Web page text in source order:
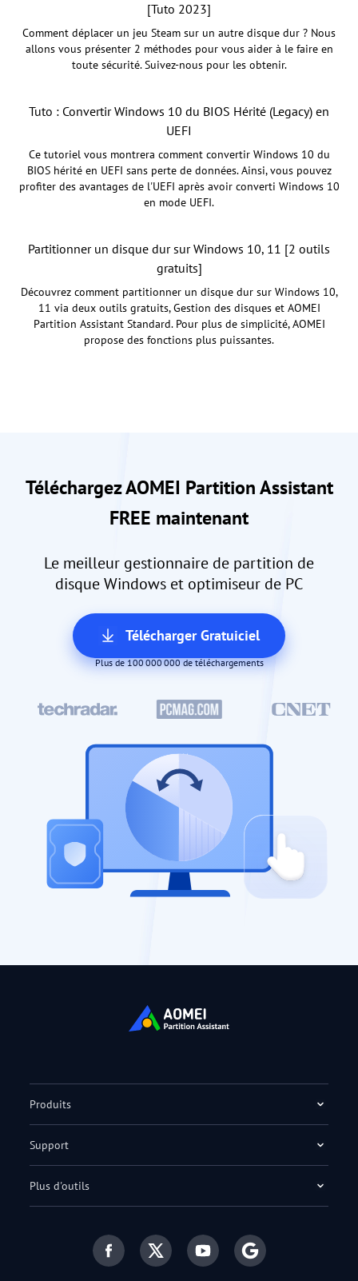
[Tuto 2023]
Comment déplacer un jeu Steam sur un autre disque dur ? Nous
allons vous présenter 2 méthodes pour vous aider à le faire en
toute sécurité. Suivez-nous pour les obtenir.
Tuto : Convertir Windows 10 du BIOS Hérité (Legacy) en
UEFI
Ce tutoriel vous montrera comment convertir Windows 10 du
BIOS hérité en UEFI sans perte de données. Ainsi, vous pouvez
profiter des avantages de l'UEFI après avoir converti Windows 10
en mode UEFI.
Partitionner un disque dur sur Windows 10, 11 [2 outils
gratuits]
Découvrez comment partitionner un disque dur sur Windows 10,
11 via deux outils gratuits, Gestion des disques et AOMEI
Partition Assistant Standard. Pour plus de simplicité, AOMEI
propose des fonctions plus puissantes.
Téléchargez AOMEI Partition Assistant
FREE maintenant
Le meilleur gestionnaire de partition de
disque Windows et optimiseur de PC
Télécharger Gratuiciel
Plus de 100 000 000 de téléchargements
Produits
Support
Plus d'outils